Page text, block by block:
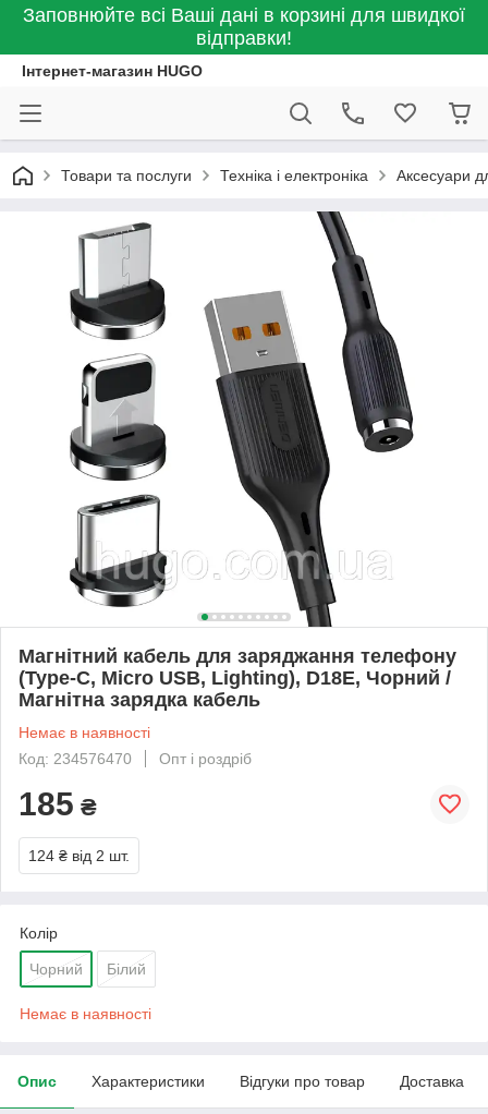
Заповнюйте всі Ваші дані в корзині для швидкої
відправки!
Інтернет-магазин HUGO
Товари та послуги Техніка і електроніка Аксесуари
Магнітний кабель для заряджання телефону
(Type-C, Micro USB, Lighting), D18E, Чорний /
Магнітна зарядка кабель
Немає в наявності
Код: 234576470
Опт і роздріб
185 ₴
124 ₴ від 2 шт.
Колір
Чорний Білий
Немає в наявності
Опис Характеристики Відгуки про товар Доставка